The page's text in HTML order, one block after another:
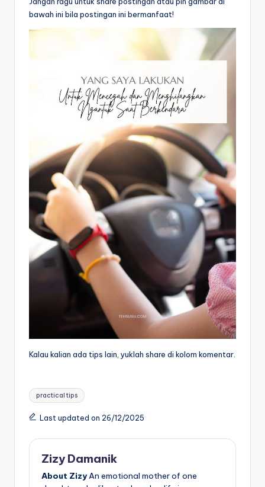
bawah ini bila postingan ini bermanfaat!
Kalau kalian ada tips lain, yuklah share di kolom komentar.
Tags:
practical tips
Last updated on 26/12/2025
Zizy Damanik
About ZizyAn emotional mother of one